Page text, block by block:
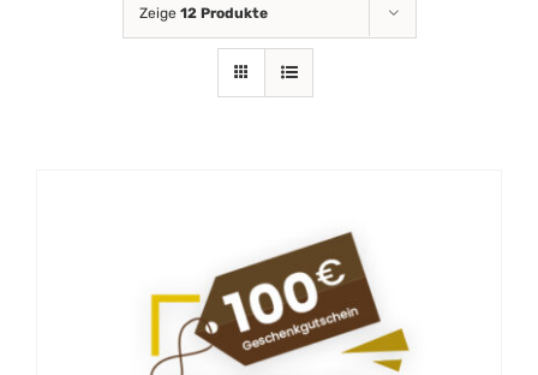
Gutscheinshop Online
Zeige 12 Produkte